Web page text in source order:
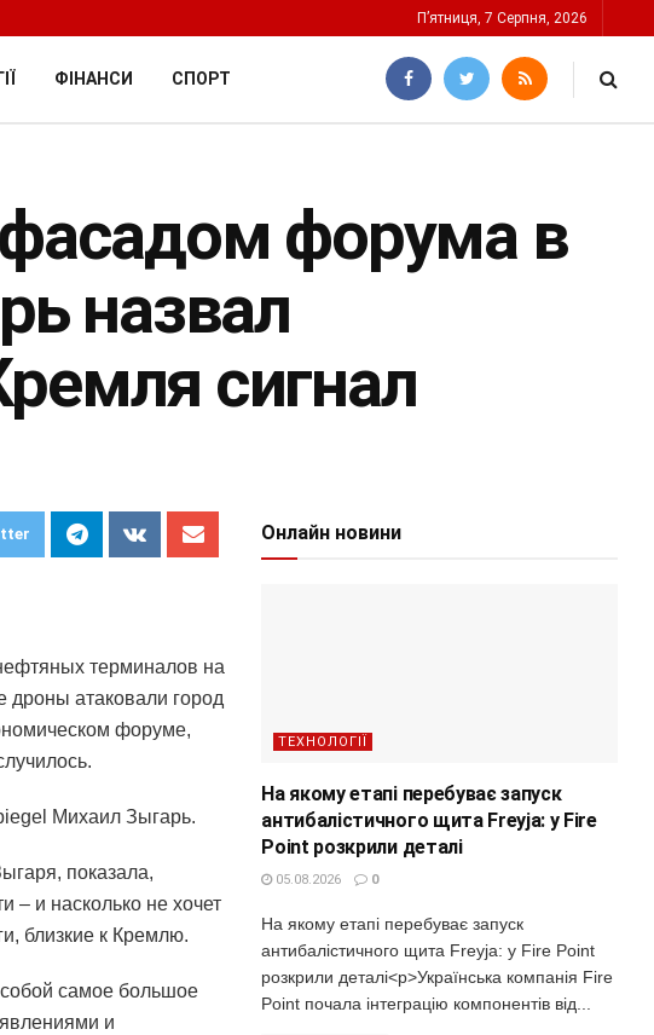
П’ятниця, 7 Серпня, 2026
ФІНАНСИ СПОРТ
форума в
назвал
сигнал
терминалов на
дроны атаковали город
форуме,
Михаил Зыгарь.
показала,
– и насколько не хочет
близкие к Кремлю.
самое большое
и
Онлайн новини
ТЕХНОЛОГІЇ
На якому етапі перебуває запуск
антибалістичного щита Freyja: у Fire
Point розкрили деталі
05.08.2026 0
На якому етапі перебуває запуск
антибалістичного щита Freyja: у Fire Point
розкрили деталі<p>Українська компанія Fire
Point почала інтеграцію компонентів від...